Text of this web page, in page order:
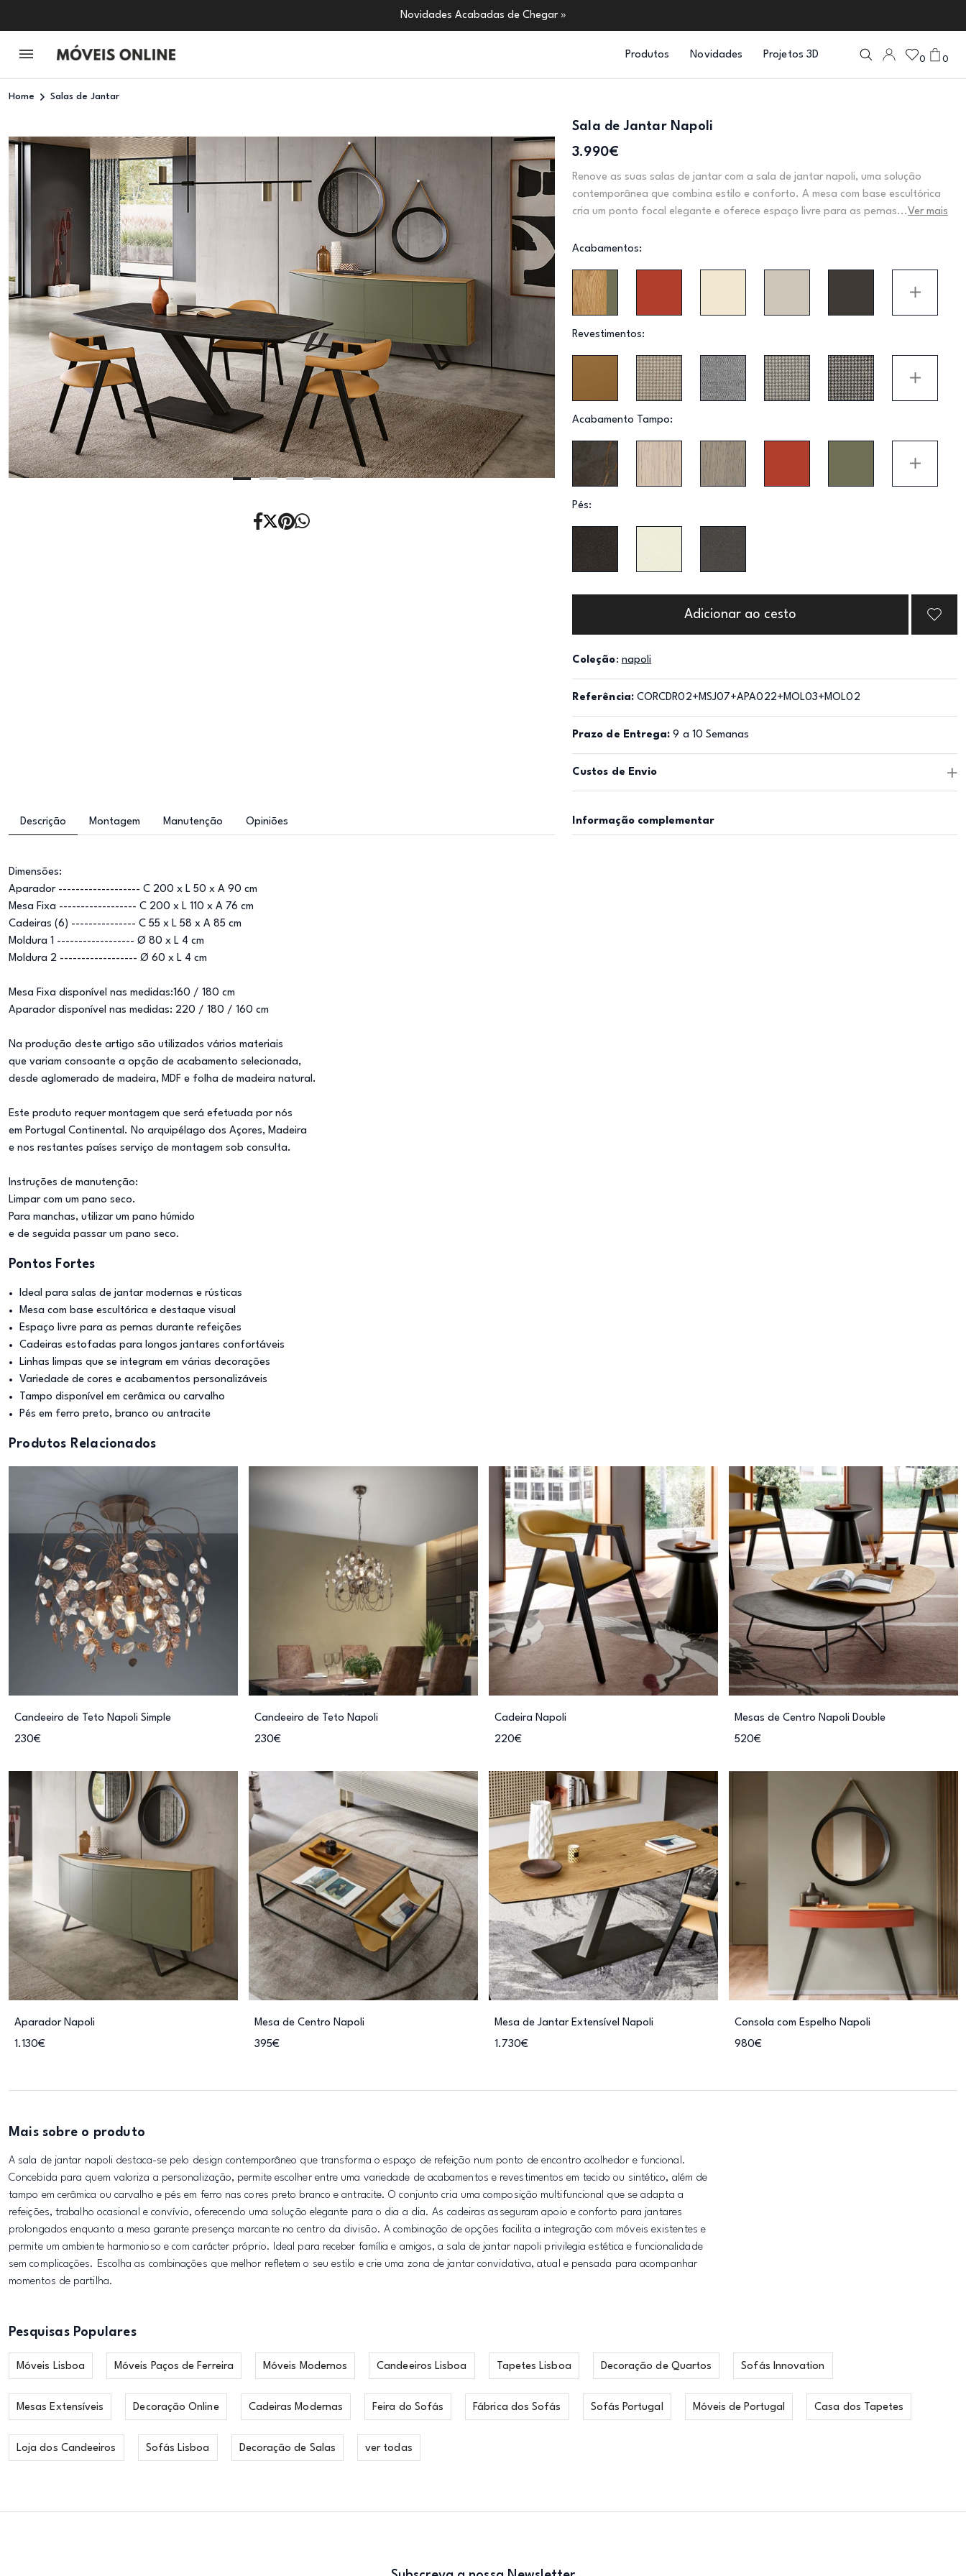
Novidades Acabadas de Chegar »
Produtos Novidades Projetos 3D 0 0
Home Salas de Jantar
Sala de Jantar Napoli
3.990€
Renove as suas salas de jantar com a sala de jantar napoli, uma solução
contemporânea que combina estilo e conforto. A mesa com base escultórica
cria um ponto focal elegante e oferece espaço livre para as pernas... Ver mais
Acabamentos:
Revestimentos:
Acabamento Tampo:
Pés:
Adicionar ao cesto
Coleção: napoli
Referência: CORCDR02+MSJ07+APA022+MOL03+MOL02
Prazo de Entrega: 9 a 10 Semanas
Custos de Envio
Descrição Montagem Manutenção Opiniões
Dimensões:
Aparador ------------------- C 200 x L 50 x A 90 cm
Mesa Fixa ------------------ C 200 x L 110 x A 76 cm
Cadeiras (6) --------------- C 55 x L 58 x A 85 cm
Moldura 1 ------------------ Ø 80 x L 4 cm
Moldura 2 ------------------ Ø 60 x L 4 cm
Mesa Fixa disponível nas medidas:160 / 180 cm
Aparador disponível nas medidas: 220 / 180 / 160 cm
Na produção deste artigo são utilizados vários materiais
que variam consoante a opção de acabamento selecionada,
desde aglomerado de madeira, MDF e folha de madeira natural.
Este produto requer montagem que será efetuada por nós
em Portugal Continental. No arquipélago dos Açores, Madeira
e nos restantes países serviço de montagem sob consulta.
Instruções de manutenção:
Limpar com um pano seco.
Para manchas, utilizar um pano húmido
e de seguida passar um pano seco.
Pontos Fortes
Ideal para salas de jantar modernas e rústicas
Mesa com base escultórica e destaque visual
Espaço livre para as pernas durante refeições
Cadeiras estofadas para longos jantares confortáveis
Linhas limpas que se integram em várias decorações
Variedade de cores e acabamentos personalizáveis
Tampo disponível em cerâmica ou carvalho
Pés em ferro preto, branco ou antracite
Informação complementar
Produtos Relacionados
Candeeiro de Teto Napoli Simple
230€
Candeeiro de Teto Napoli
230€
Cadeira Napoli
220€
Mesas de Centro Napoli Double
520€
Aparador Napoli
1.130€
Mesa de Centro Napoli
395€
Mesa de Jantar Extensível Napoli
1.730€
Consola com Espelho Napoli
980€
Mais sobre o produto
A sala de jantar napoli destaca-se pelo design contemporâneo que transforma o espaço de refeição num ponto de encontro acolhedor e funcional.
Concebida para quem valoriza a personalização, permite escolher entre uma variedade de acabamentos e revestimentos em tecido ou sintético, além de
tampo em cerâmica ou carvalho e pés em ferro nas cores preto branco e antracite. O conjunto cria uma composição multifuncional que se adapta a
refeições, trabalho ocasional e convívio, oferecendo uma solução elegante para o dia a dia. As cadeiras asseguram apoio e conforto para jantares
prolongados enquanto a mesa garante presença marcante no centro da divisão. A combinação de opções facilita a integração com móveis existentes e
permite um ambiente harmonioso e com carácter próprio. Ideal para receber família e amigos, a sala de jantar napoli privilegia estética e funcionalidade
sem complicações. Escolha as combinações que melhor refletem o seu estilo e crie uma zona de jantar convidativa, atual e pensada para acompanhar
momentos de partilha.
Pesquisas Populares
Móveis Lisboa Móveis Paços de Ferreira Móveis Modernos Candeeiros Lisboa Tapetes Lisboa Decoração de Quartos Sofás Innovation
Mesas Extensíveis Decoração Online Cadeiras Modernas Feira do Sofás Fábrica dos Sofás Sofás Portugal Móveis de Portugal Casa dos Tapetes
Loja dos Candeeiros Sofás Lisboa Decoração de Salas ver todas